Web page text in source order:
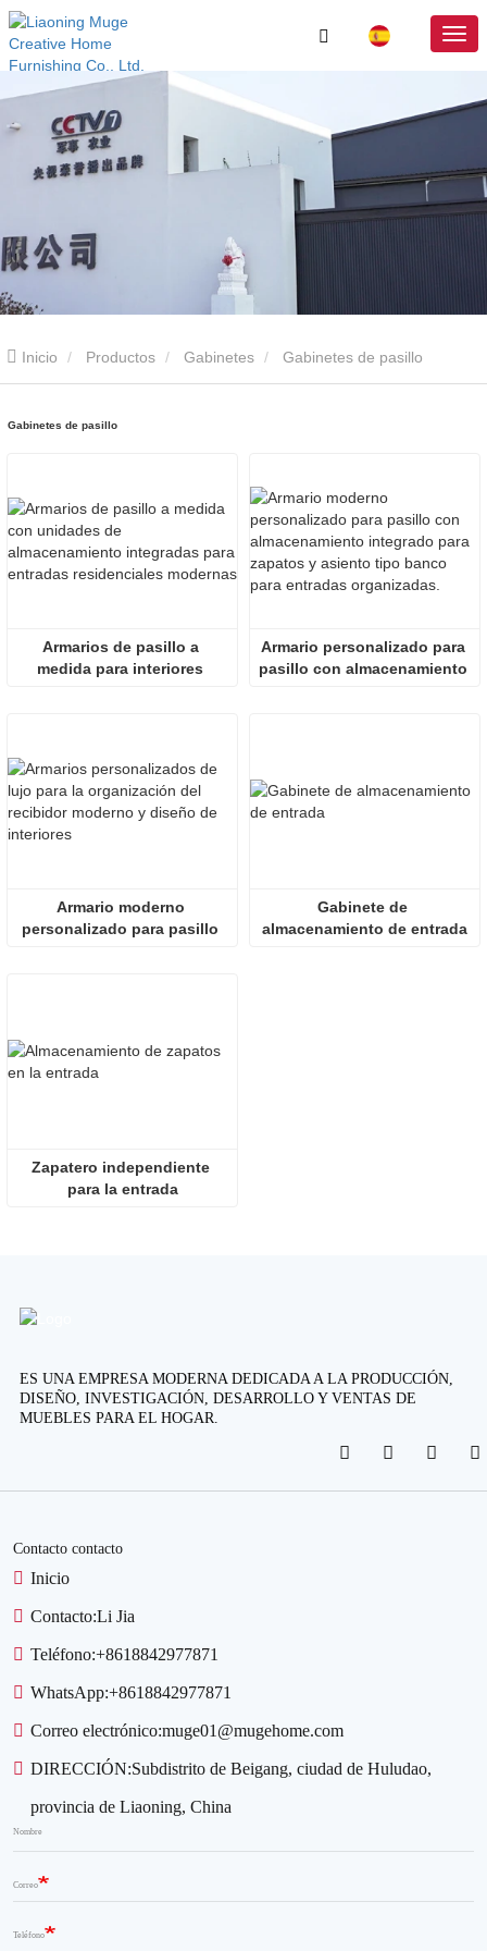
Inicio Productos Gabinetes Gabinetes de pasillo
Gabinetes de pasillo
Armarios de pasillo a
medida para interiores
Armario personalizado para
pasillo con almacenamiento
Armario moderno
personalizado para pasillo
Gabinete de
almacenamiento de entrada
Zapatero independiente
para la entrada
ES UNA EMPRESA MODERNA DEDICADA A LA PRODUCCIÓN,
DISEÑO, INVESTIGACIÓN, DESARROLLO Y VENTAS DE
MUEBLES PARA EL HOGAR.
Contacto contacto
Inicio
Contacto:Li Jia
Teléfono:+8618842977871
WhatsApp:+8618842977871
Correo electrónico:muge01@mugehome.com
DIRECCIÓN:Subdistrito de Beigang, ciudad de Huludao,
provincia de Liaoning, China
Nombre
Correo
Teléfono